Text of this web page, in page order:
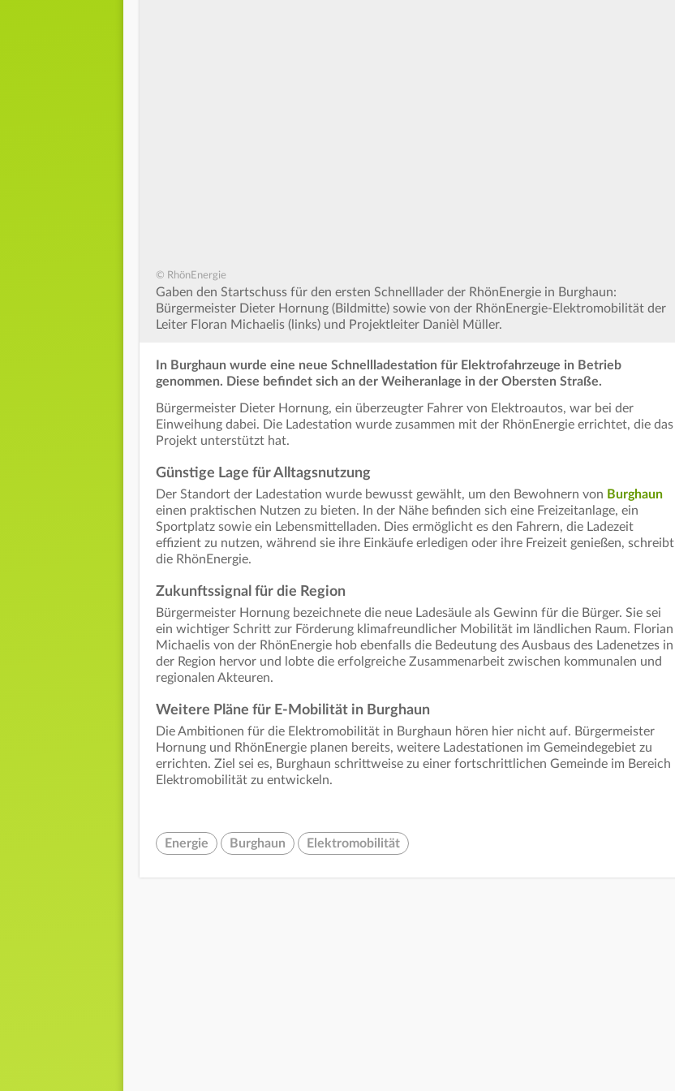
© RhönEnergie
Gaben den Startschuss für den ersten Schnelllader der RhönEnergie in Burghaun:
Bürgermeister Dieter Hornung (Bildmitte) sowie von der RhönEnergie-Elektromobilität der
Leiter Floran Michaelis (links) und Projektleiter Danièl Müller.
In Burghaun wurde eine neue Schnellladestation für Elektrofahrzeuge in Betrieb
genommen. Diese befindet sich an der Weiheranlage in der Obersten Straße.
Bürgermeister Dieter Hornung, ein überzeugter Fahrer von Elektroautos, war bei der
Einweihung dabei. Die Ladestation wurde zusammen mit der RhönEnergie errichtet, die das
Projekt unterstützt hat.
Günstige Lage für Alltagsnutzung
Der Standort der Ladestation wurde bewusst gewählt, um den Bewohnern von Burghaun
einen praktischen Nutzen zu bieten. In der Nähe befinden sich eine Freizeitanlage, ein
Sportplatz sowie ein Lebensmittelladen. Dies ermöglicht es den Fahrern, die Ladezeit
effizient zu nutzen, während sie ihre Einkäufe erledigen oder ihre Freizeit genießen, schreibt
die RhönEnergie.
Zukunftssignal für die Region
Bürgermeister Hornung bezeichnete die neue Ladesäule als Gewinn für die Bürger. Sie sei
ein wichtiger Schritt zur Förderung klimafreundlicher Mobilität im ländlichen Raum. Florian
Michaelis von der RhönEnergie hob ebenfalls die Bedeutung des Ausbaus des Ladenetzes in
der Region hervor und lobte die erfolgreiche Zusammenarbeit zwischen kommunalen und
regionalen Akteuren.
Weitere Pläne für E-Mobilität in Burghaun
Die Ambitionen für die Elektromobilität in Burghaun hören hier nicht auf. Bürgermeister
Hornung und RhönEnergie planen bereits, weitere Ladestationen im Gemeindegebiet zu
errichten. Ziel sei es, Burghaun schrittweise zu einer fortschrittlichen Gemeinde im Bereich
Elektromobilität zu entwickeln.
Energie Burghaun Elektromobilität